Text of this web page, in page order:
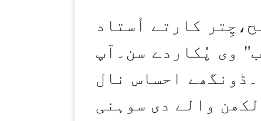
کارتے اُستاد
وی پُکاردے سن۔آپ
احساس نال
والے دی سوہنی